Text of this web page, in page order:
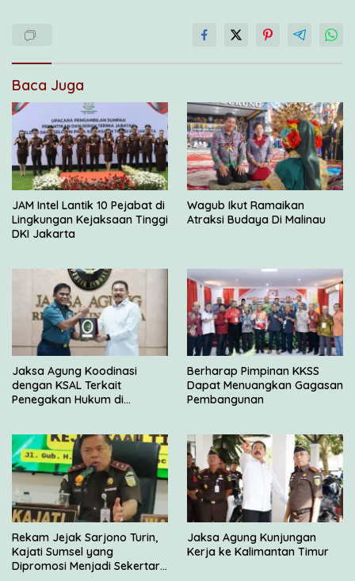
Baca Juga
JAM Intel Lantik 10 Pejabat di
Lingkungan Kejaksaan Tinggi
DKI Jakarta
Wagub Ikut Ramaikan
Atraksi Budaya Di Malinau
Jaksa Agung Koodinasi
dengan KSAL Terkait
Penegakan Hukum di
Berharap Pimpinan KKSS
Dapat Menuangkan Gagasan
Pembangunan
Rekam Jejak Sarjono Turin,
Kajati Sumsel yang
Dipromosi Menjadi Sekertaris
Jaksa Agung Kunjungan
Kerja ke Kalimantan Timur